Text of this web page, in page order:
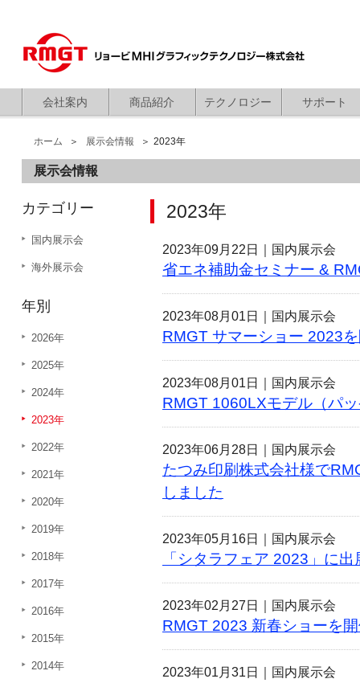
会社案内 商品紹介 テクノロジー サポート
ホーム 展示会情報 2023年
展示会情報
2023年
2023年09月22日｜ 国内展示会
省エネ補助金セミナー &
2023年08月01日｜ 国内展示会
RMGT サマーショー 2023
2023年08月01日｜ 国内展示会
RMGT 1060LXモデル（パ
2023年06月28日｜ 国内展示会
たつみ印刷株式会社様で
しました
2023年05月16日｜ 国内展示会
「シタラフェア 2023」に
2023年02月27日｜ 国内展示会
RMGT 2023 新春ショーを
2023年01月31日｜ 国内展示会
カテゴリー
国内展示会
海外展示会
年別
2026年
2025年
2024年
2023年
2022年
2021年
2020年
2019年
2018年
2017年
2016年
2015年
2014年